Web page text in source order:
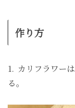
作り方
1. カリフラワー
る。